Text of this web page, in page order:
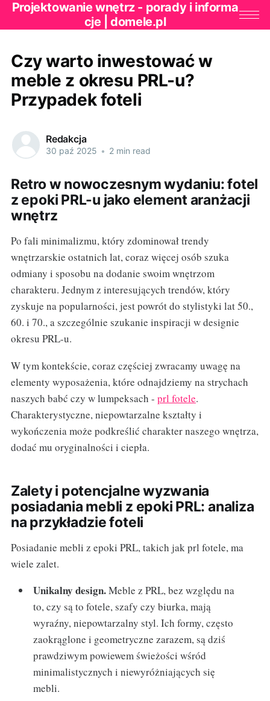
Projektowanie wnętrz - porady i informa
cje | domele.pl
Czy warto inwestować w
meble z okresu PRL-u?
Przypadek foteli
Redakcja
30 paź 2025 • 2 min read
Retro w nowoczesnym wydaniu: fotel
z epoki PRL-u jako element aranżacji
wnętrz
Po fali minimalizmu, który zdominował trendy
wnętrzarskie ostatnich lat, coraz więcej osób szuka
odmiany i sposobu na dodanie swoim wnętrzom
charakteru. Jednym z interesujących trendów, który
zyskuje na popularności, jest powrót do stylistyki lat 50.,
60. i 70., a szczególnie szukanie inspiracji w designie
okresu PRL-u.
W tym kontekście, coraz częściej zwracamy uwagę na
elementy wyposażenia, które odnajdziemy na strychach
naszych babć czy w lumpeksach - prl fotele.
Charakterystyczne, niepowtarzalne kształty i
wykończenia może podkreślić charakter naszego wnętrza,
dodać mu oryginalności i ciepła.
Zalety i potencjalne wyzwania
posiadania mebli z epoki PRL: analiza
na przykładzie foteli
Posiadanie mebli z epoki PRL, takich jak prl fotele, ma
wiele zalet.
Unikalny design.Meble z PRL, bez względu na
to, czy są to fotele, szafy czy biurka, mają
wyraźny, niepowtarzalny styl. Ich formy, często
zaokrąglone i geometryczne zarazem, są dziś
prawdziwym powiewem świeżości wśród
minimalistycznych i niewyróżniających się
mebli.